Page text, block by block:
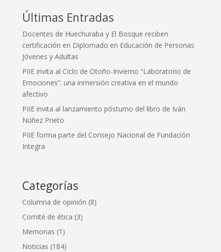
Últimas Entradas
Docentes de Huechuraba y El Bosque reciben
certificación en Diplomado en Educación de Personas
Jóvenes y Adultas
PIIE invita al Ciclo de Otoño-Invierno “Laboratorio de
Emociones”: una inmersión creativa en el mundo
afectivo
PIIE invita al lanzamiento póstumo del libro de Iván
Núñez Prieto
PIIE forma parte del Consejo Nacional de Fundación
Integra
Categorías
Columna de opinión (8)
Comité de ética (3)
Memorias (1)
Noticias (184)